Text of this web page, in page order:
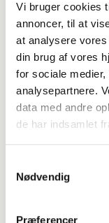
Vi bruger cookies
annoncer, til at
at analysere
din brug af vores
for sociale
analysepartnere.
data med andre
de har indsamlet
Nødvendig
Præferencer
Aktuelt